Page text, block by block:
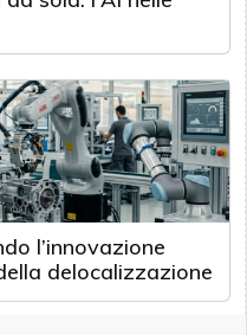
l’innovazione
delocalizzazione